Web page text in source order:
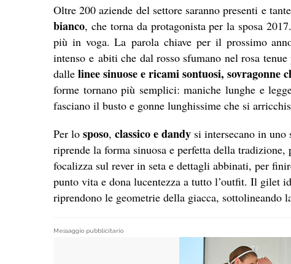
Oltre 200 aziende del settore saranno presenti e
bianco, che torna da protagonista per la sposa
più in voga. La parola chiave per il prossimo
intenso e abiti che dal rosso sfumano nel rosa
dalle linee sinuose e ricami sontuosi, sovragonne
forme tornano più semplici: maniche lunghe e
fasciano il busto e gonne lunghissime che si
Per lo sposo, classico e dandy si intersecano in
riprende la forma sinuosa e perfetta della
focalizza sul rever in seta e dettagli abbinati, per
punto vita e dona lucentezza a tutto l’outfit. Il gilet
riprendono le geometrie della giacca, sottolineando
Messaggio pubblicitario